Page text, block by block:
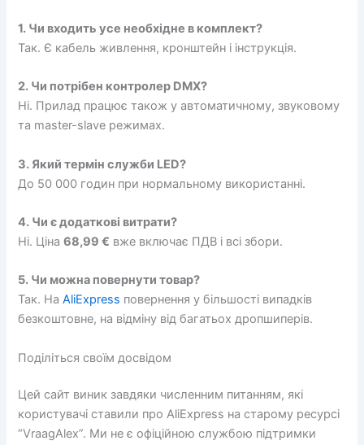
1. Чи входить усе необхідне в комплект?
Так. Є кабель живлення, кронштейн і інструкція.
2. Чи потрібен контролер DMX?
Ні. Прилад працює також у автоматичному, звуковому
та master-slave режимах.
3. Який термін служби LED?
До 50 000 годин при нормальному використанні.
4. Чи є додаткові витрати?
Ні. Ціна68,99 € вже включає ПДВ і всі збори.
5. Чи можна повернути товар?
Так. НаAliExpress повернення у більшості випадків
безкоштовне, на відміну від багатьох дропшиперів.
Поділіться своїм досвідом
Цей сайт виник завдяки численним питанням, які
користувачі ставили про AliExpress на старому ресурсі
“VraagAlex”. Ми не є офіційною службою підтримки